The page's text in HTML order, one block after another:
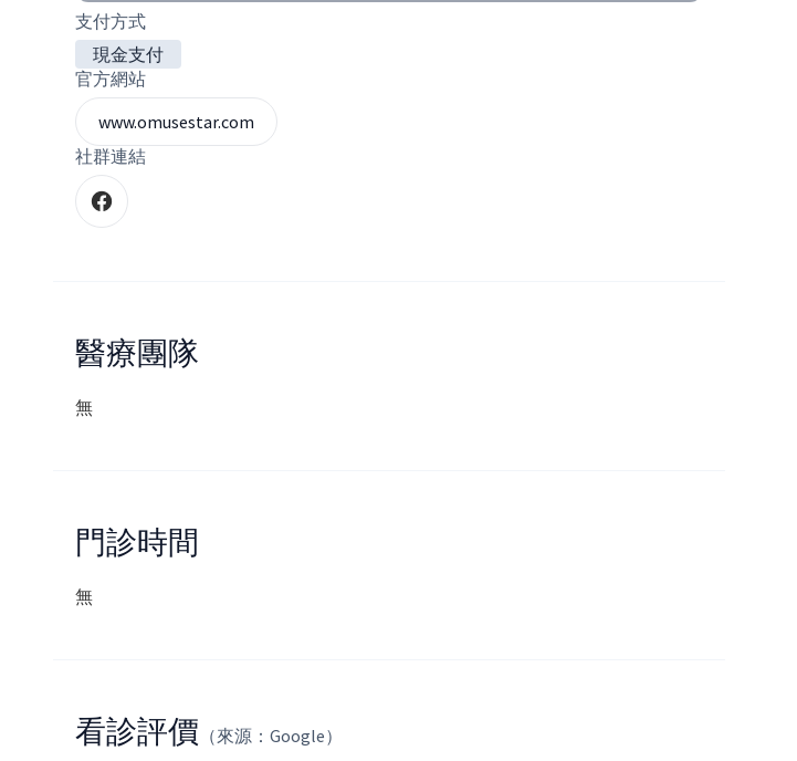
支付方式
現金支付
官方網站
www.omusestar.com
社群連結
醫療團隊
無
門診時間
無
看診評價 （來源：Google）